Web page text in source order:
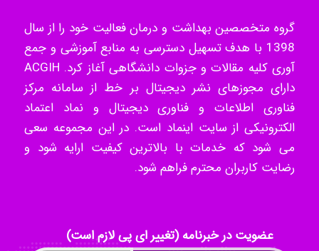
k.aryan
ilhan200
گروه متخصصین بهداشت و درمان فعالیت خود را از سال
1398 با هدف تسهیل دسترسی به منابع آموزشی و جمع
آوری کلیه مقالات و جزوات دانشگاهی آغاز کرد. ACGIH
دارای مجوزهای نشر دیجیتال بر خط از سامانه مرکز
فناوری اطلاعات و فناوری دیجیتال و نماد اعتماد
الکترونیکی از سایت اینماد است. در این مجموعه سعی
می شود که خدمات با بالاترین کیفیت ارایه شود و
رضایت کاربران محترم فراهم شود.
عضویت در خبرنامه (تغییر ای پی لازم است)